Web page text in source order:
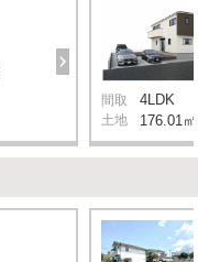
間取 4LDK
土地 176.01㎡